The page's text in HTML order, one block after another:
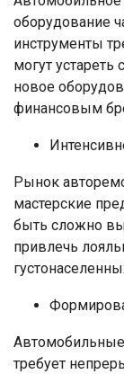
оборудование
инструменты
могут устареть
новое
финансовым
Рынок
мастерские
быть сложно
привлечь
Автомобильные
требует